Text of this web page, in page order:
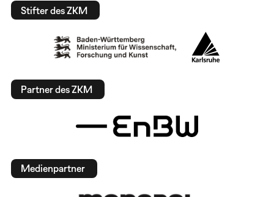
Stifter des ZKM
Partner des ZKM
Medienpartner